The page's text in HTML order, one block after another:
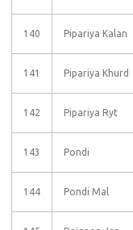
140 Pipariya Kalan
141 Pipariya Khurd
142 Pipariya Ryt
143 Pondi
144 Pondi Mal